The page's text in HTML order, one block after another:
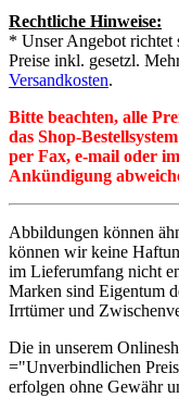
Rechtliche Hinweise:
* Unser Angebot richtet
Preise inkl. gesetzl.
Versandkosten.
Bitte beachten, alle
das Shop-
per Fax, e-mail oder
Ankündigung
Abbildungen können
können wir keine
im Lieferumfang nicht
Marken sind Eigentum
Irrtümer und
Die in unserem
="Unverbindlichen
erfolgen ohne Gewähr